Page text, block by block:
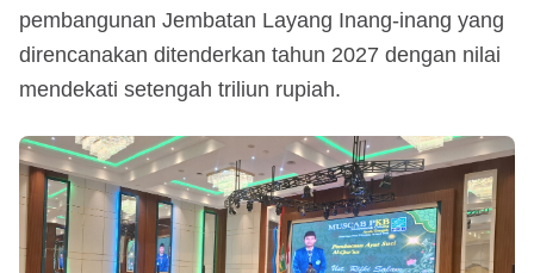
pembangunan Jembatan Layang Inang-inang yang
direncanakan ditenderkan tahun 2027 dengan nilai
mendekati setengah triliun rupiah.